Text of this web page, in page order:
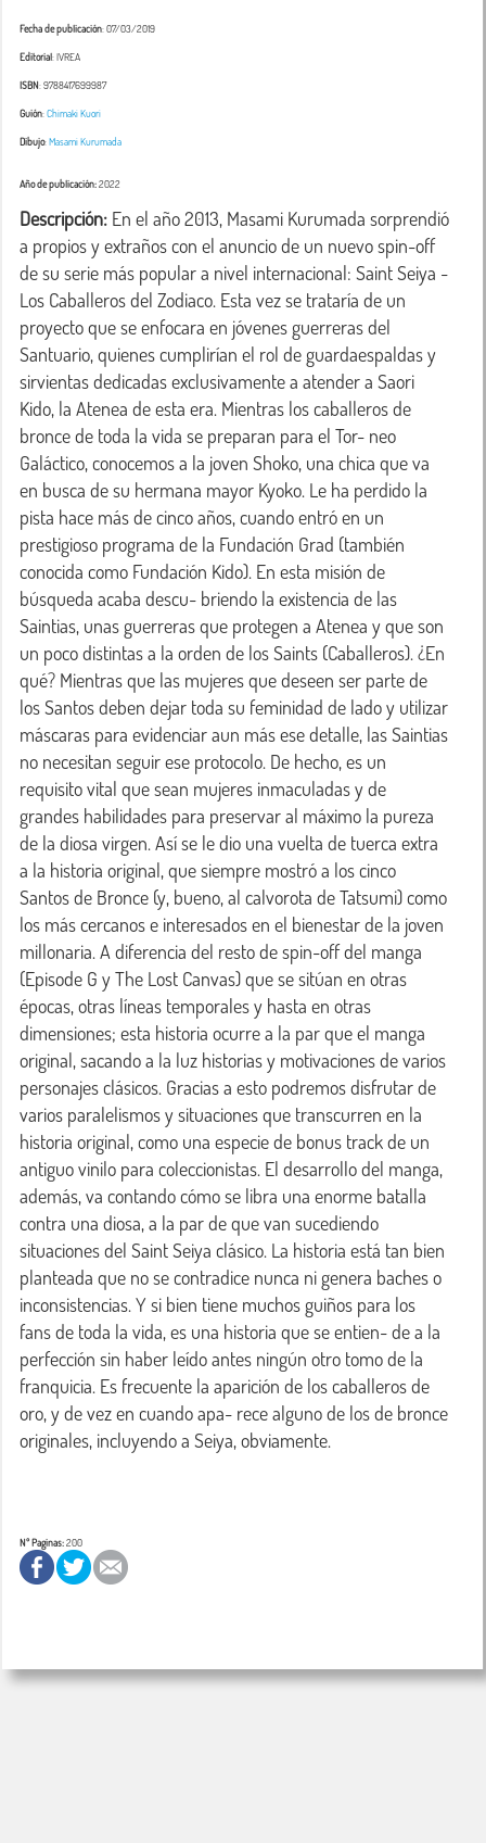
Fecha de publicación: 07/03/2019
Editorial: IVREA
ISBN: 9788417699987
Guión:Chimaki Kuori
Dibujo:Masami Kurumada
Año de publicación:2022
Descripción: En el año 2013, Masami Kurumada sorprendió
a propios y extraños con el anuncio de un nuevo spin-off
de su serie más popular a nivel internacional: Saint Seiya -
Los Caballeros del Zodiaco. Esta vez se trataría de un
proyecto que se enfocara en jóvenes guerreras del
Santuario, quienes cumplirían el rol de guardaespaldas y
sirvientas dedicadas exclusivamente a atender a Saori
Kido, la Atenea de esta era. Mientras los caballeros de
bronce de toda la vida se preparan para el Tor- neo
Galáctico, conocemos a la joven Shoko, una chica que va
en busca de su hermana mayor Kyoko. Le ha perdido la
pista hace más de cinco años, cuando entró en un
prestigioso programa de la Fundación Grad (también
conocida como Fundación Kido). En esta misión de
búsqueda acaba descu- briendo la existencia de las
Saintias, unas guerreras que protegen a Atenea y que son
un poco distintas a la orden de los Saints (Caballeros). ¿En
qué? Mientras que las mujeres que deseen ser parte de
los Santos deben dejar toda su feminidad de lado y utilizar
máscaras para evidenciar aun más ese detalle, las Saintias
no necesitan seguir ese protocolo. De hecho, es un
requisito vital que sean mujeres inmaculadas y de
grandes habilidades para preservar al máximo la pureza
de la diosa virgen. Así se le dio una vuelta de tuerca extra
a la historia original, que siempre mostró a los cinco
Santos de Bronce (y, bueno, al calvorota de Tatsumi) como
los más cercanos e interesados en el bienestar de la joven
millonaria. A diferencia del resto de spin-off del manga
(Episode G y The Lost Canvas) que se sitúan en otras
épocas, otras líneas temporales y hasta en otras
dimensiones; esta historia ocurre a la par que el manga
original, sacando a la luz historias y motivaciones de varios
personajes clásicos. Gracias a esto podremos disfrutar de
varios paralelismos y situaciones que transcurren en la
historia original, como una especie de bonus track de un
antiguo vinilo para coleccionistas. El desarrollo del manga,
además, va contando cómo se libra una enorme batalla
contra una diosa, a la par de que van sucediendo
situaciones del Saint Seiya clásico. La historia está tan bien
planteada que no se contradice nunca ni genera baches o
inconsistencias. Y si bien tiene muchos guiños para los
fans de toda la vida, es una historia que se entien- de a la
perfección sin haber leído antes ningún otro tomo de la
franquicia. Es frecuente la aparición de los caballeros de
oro, y de vez en cuando apa- rece alguno de los de bronce
originales, incluyendo a Seiya, obviamente.
Nº Paginas:200